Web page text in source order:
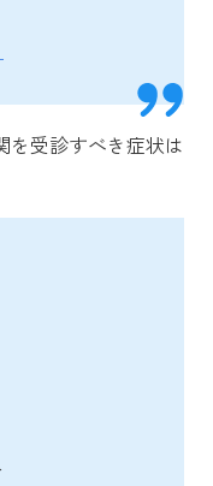
を受診すべき症状は